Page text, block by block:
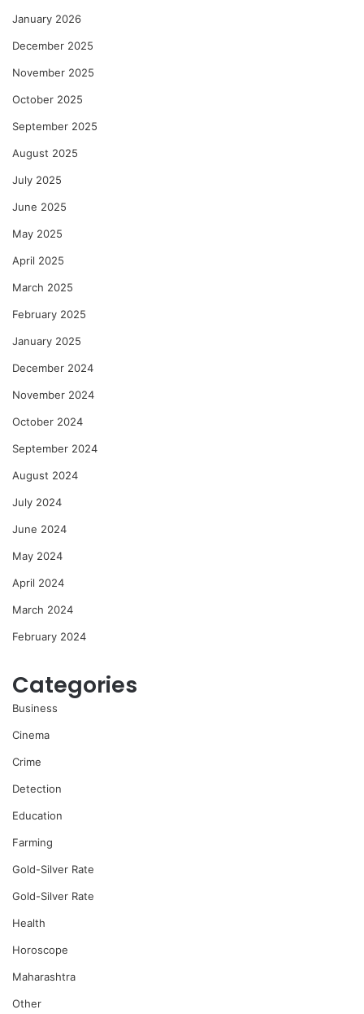
January 2026
December 2025
November 2025
October 2025
September 2025
August 2025
July 2025
June 2025
May 2025
April 2025
March 2025
February 2025
January 2025
December 2024
November 2024
October 2024
September 2024
August 2024
July 2024
June 2024
May 2024
April 2024
March 2024
February 2024
Categories
Business
Cinema
Crime
Detection
Education
Farming
Gold-Silver Rate
Gold-Silver Rate
Health
Horoscope
Maharashtra
Other